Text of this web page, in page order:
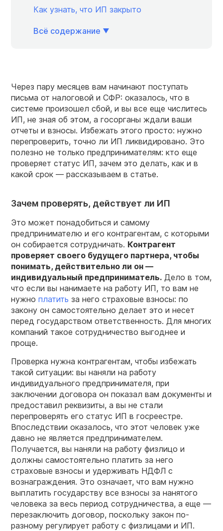
Как узнать, что ИП закрыто
Всё содержание
Через пару месяцев вам начинают поступать
письма от налоговой и СФР: оказалось, что в
системе произошел сбой, и вы все еще числитесь
ИП, не зная об этом, а госорганы ждали ваши
отчеты и взносы. Избежать этого просто: нужно
перепроверить, точно ли ИП ликвидировано. Это
полезно не только предпринимателям: кто еще
проверяет статус ИП, зачем это делать, как и в
какой срок — рассказываем в статье.
Зачем проверять, действует ли ИП
Это может понадобиться и самому
предпринимателю и его контрагентам, с которыми
он собирается сотрудничать. Контрагент
проверяет своего будущего партнера, чтобы
понимать, действительно ли он —
индивидуальный предприниматель. Дело в том,
что если вы нанимаете на работу ИП, то вам не
нужно платить за него страховые взносы: по
закону он самостоятельно делает это и несет
перед государством ответственность. Для многих
компаний такое сотрудничество выгоднее и
проще.
Проверка нужна контрагентам, чтобы избежать
такой ситуации: вы наняли на работу
индивидуального предпринимателя, при
заключении договора он показал вам документы и
предоставил реквизиты, а вы не стали
перепроверять его статус ИП в госреестре.
Впоследствии оказалось, что этот человек уже
давно не является предпринимателем.
Получается, вы наняли на работу физлицо и
должны самостоятельно платить за него
страховые взносы и удерживать НДФЛ с
вознаграждения. Это означает, что вам нужно
выплатить государству все взносы за нанятого
человека за весь период сотрудничества, а еще —
перезаключить договор, поскольку закон по-
разному регулирует работу с физлицами и ИП.